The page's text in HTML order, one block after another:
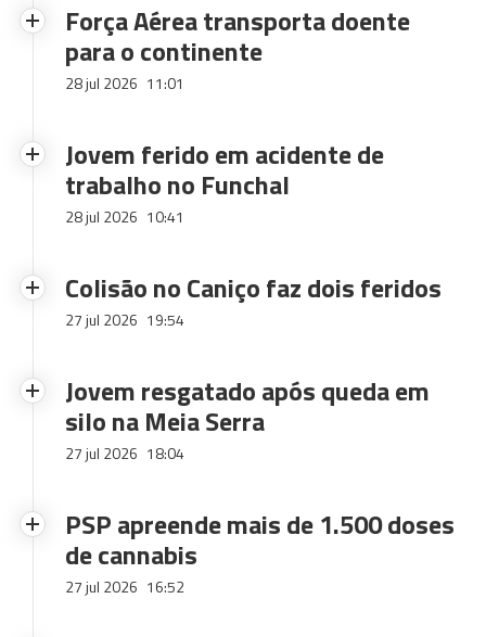
Força Aérea transporta doente
para o continente
28 jul 2026 11:01
Jovem ferido em acidente de
trabalho no Funchal
28 jul 2026 10:41
Colisão no Caniço faz dois feridos
27 jul 2026 19:54
Jovem resgatado após queda em
silo na Meia Serra
27 jul 2026 18:04
PSP apreende mais de 1.500 doses
de cannabis
27 jul 2026 16:52